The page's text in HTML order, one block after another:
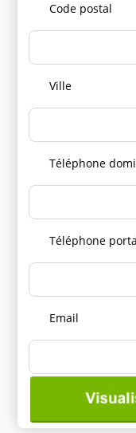
Code postal
Ville
Téléphone
Téléphone
Email